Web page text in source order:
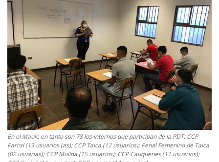
Deporte
Política
Espectáculos
En el Maule en tanto son 78 los internos que participan de la PDT: CCP
Parral (13 usuarios (as); CCP Talca (12 usuarios); Penal Femenino de Talca
(02 usuarias); CCP Molina (15 usuarios); CCP Cauquenes (11 usuarios);